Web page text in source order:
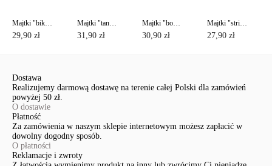
Majtki "bikini" COMFORT LB 571 (na wieszaku)
29,90 zł
Majtki "tanga" COMFORT LTA 570 (na wieszaku)
31,90 zł
Majtki "bokserki" COMFORT LSH 560 (na wieszaku)
30,90 zł
Majtki "stringi" COMFORT LST 569 (na wieszaku)
27,90 zł
Dostawa
Realizujemy darmową dostawę na terenie całej Polski dla zamówień
powyżej 50 zł.
O dostawie
Płatność
Za zamówienia w naszym sklepie internetowym możesz zapłacić w
dowolny dogodny sposób.
O płatności
Reklamacje i zwroty